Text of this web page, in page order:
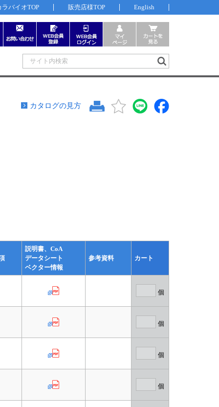
ラバイオTOP 販売店様TOP English
カタログの見方
説明書、CoA
データシート
ベクター情報
参考資料
カート
個
個
個
個